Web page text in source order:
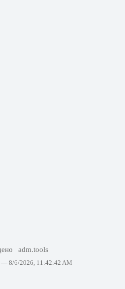
adm.tools
— 8/6/2026, 11:42:42 AM